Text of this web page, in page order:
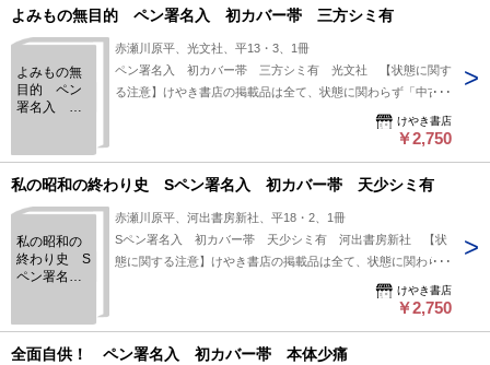
現象 Ｓペ
ン署名入
初カバー
シミ有 カ
バー少痛
特質上、状態の簡易な区分けは適切ではない（不可能な）為、
い。痛みなどの瑕疵につきましては、解説欄等をご参考にして
下さい。状態表記の無いものは特に問題なく良好とお考え下さ
い。:
よみもの無目的 ペン署名入 初カバー帯 三方シミ有
よみもの無
目的 ペン
署名入 初
赤瀬川原平、光文社、平13・3、1冊
ペン署名入 初カバー帯 三方シミ有 光文社 【状態に関す
る注意】けやき書店の掲載品は全て、状態に関わらず「中古品
（並）」と表示されています。「日本の古本屋」は６段階の
「状態」表記が必須となりましたが、当店の扱う商品の特質
欄の「中古品（並）」という表現は考慮にいれないで下さい。
い。状態表記の無いものは特に問題なく良好とお考え下さ
い。:
けやき書店
￥2,750
私の昭和の終わり史 Sペン署名入 初カバー帯 天少シミ有
私の昭和の
終わり史 S
ペン署名
シミ有
赤瀬川原平、河出書房新社、平18・2、1冊
Sペン署名入 初カバー帯 天少シミ有 河出書房新社 【状
態に関する注意】けやき書店の掲載品は全て、状態に関わらず
「中古品（並）」と表示されています。「日本の古本屋」は６
段階の「状態」表記が必須となりましたが、当店の扱う商品の
状態欄の「中古品（並）」という表現は考慮にいれないで下さ
けやき書店
￥2,750
全面自供！ ペン署名入 初カバー帯 本体少痛